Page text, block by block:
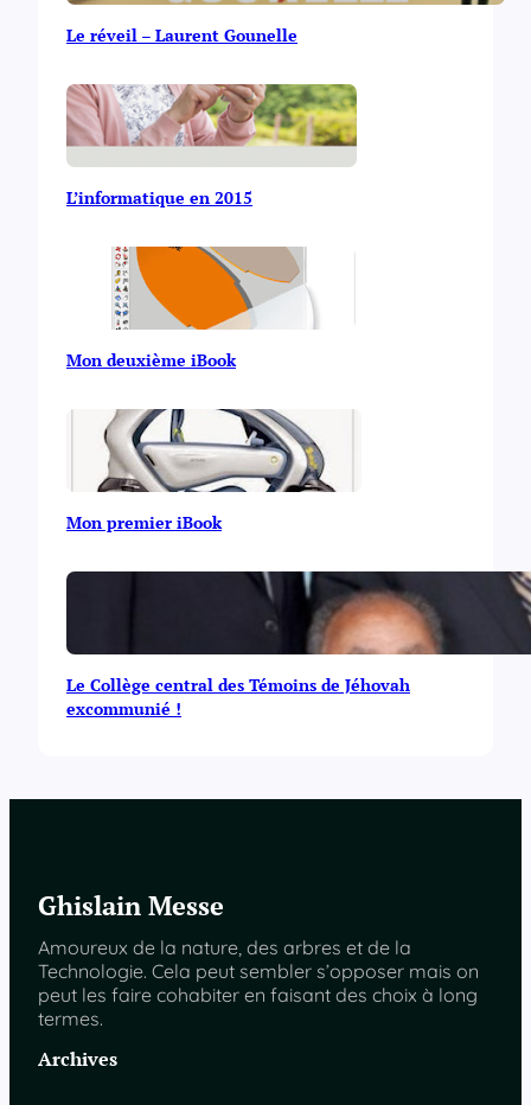
Le réveil – Laurent Gounelle
L’informatique en 2015
Mon deuxième iBook
Mon premier iBook
Le Collège central des Témoins de Jéhovah
excommunié !
Ghislain Messe
Amoureux de la nature, des arbres et de la
Technologie. Cela peut sembler s’opposer mais on
peut les faire cohabiter en faisant des choix à long
termes.
Archives